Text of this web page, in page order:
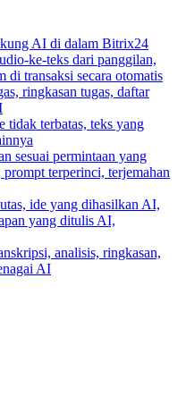
AI di dalam Bitrix24
ke-teks dari panggilan,
di transaksi secara otomatis
ringkasan tugas, daftar
tidak terbatas, teks yang
sesuai permintaan yang
terperinci, terjemahan
ide yang dihasilkan AI,
yang ditulis AI,
analisis, ringkasan,
AI